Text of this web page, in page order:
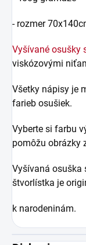
- rozmer
Vyšívané osušky
viskózovými
Všetky nápisy je
farieb osušiek.
Vyberte si farbu
pomôžu obrázky
Vyšívaná osuška
štvorlístka je
k narodeninám.